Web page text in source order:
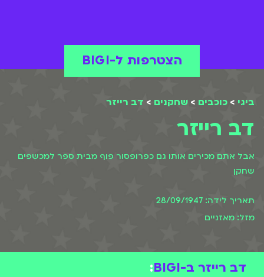
ביגי > כוכבים > שחקנים > דב רייזר
דב רייזר
אבל אתם מכירים אותו גם כפרופסור פוף מבית ספר למכשפים
שחקן
תאריך לידה: 28/09/1947
מזל: מאזניים
הצטרפות ל-BIGI
דב רייזר ב-BIGI :